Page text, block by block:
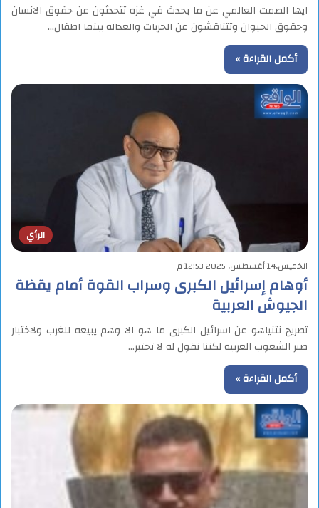
ايها الصمت العالمي عن ما يحدث في غزه تتحدثون عن حقوق الانسان
وحقوق الحيوان وتتناقشون عن الحريات والعداله بينما اطفال…
أكمل القراءة »
الرأي
الخميس,14 أغسطس, 2025 12:53 م
أوهام إسرائيل الكبرى وسراب القوة أمام يقظة
الجيوش العربية
تصريح نتنياهو عن اسرائيل الكبرى ما هو الا وهم يبيعه للغرب ولاختبار
صبر الشعوب العربيه لكننا نقول له لا تختبر…
أكمل القراءة »